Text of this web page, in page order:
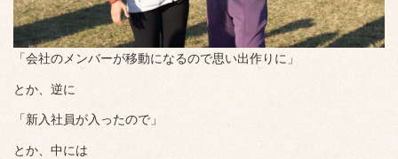
「会社のメンバーが移動になるので思い出作りに」
とか、逆に
「新入社員が入ったので」
とか、中には